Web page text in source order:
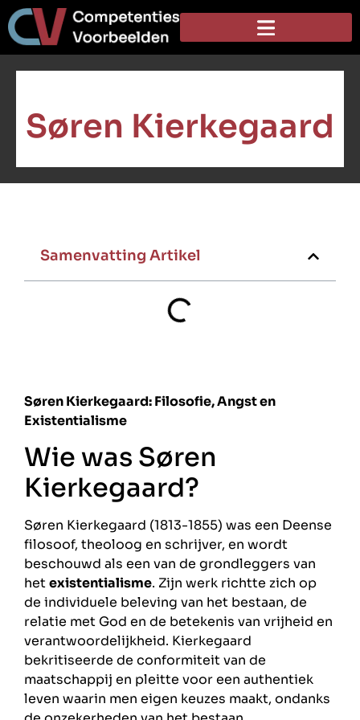
Søren Kierkegaard
Samenvatting Artikel
Søren Kierkegaard: Filosofie, Angst en
Existentialisme
Wie was Søren
Kierkegaard?
Søren Kierkegaard (1813-1855) was een Deense
filosoof, theoloog en schrijver, en wordt
beschouwd als een van de grondleggers van
hetexistentialisme. Zijn werk richtte zich op
de individuele beleving van het bestaan, de
relatie met God en de betekenis van vrijheid en
verantwoordelijkheid. Kierkegaard
bekritiseerde de conformiteit van de
maatschappij en pleitte voor een authentiek
leven waarin men eigen keuzes maakt, ondanks